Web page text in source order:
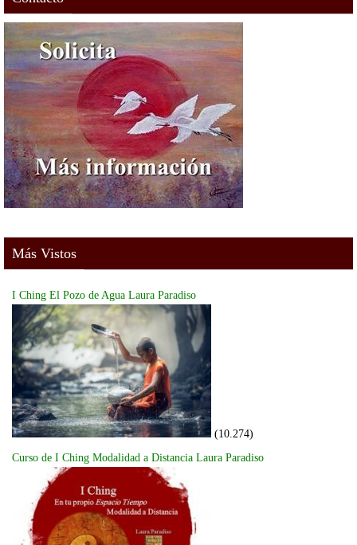
Más Vistos
I Ching El Pozo de Agua Laura Paradiso
(10.274)
Curso de I Ching Modalidad a Distancia Laura Paradiso